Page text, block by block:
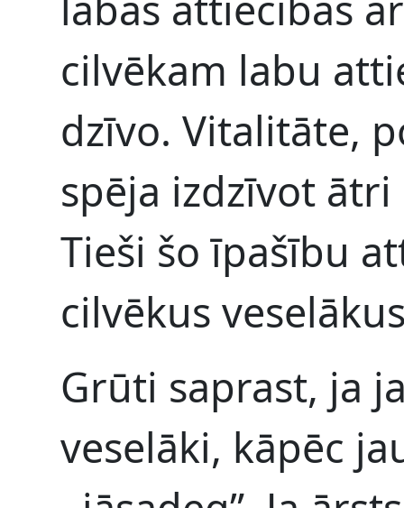
cilvēkam labu
dzīvo. Vitalitāte,
spēja izdzīvot
Tieši šo īpašību
cilvēkus
Grūti saprast, ja
veselāki, kāpēc